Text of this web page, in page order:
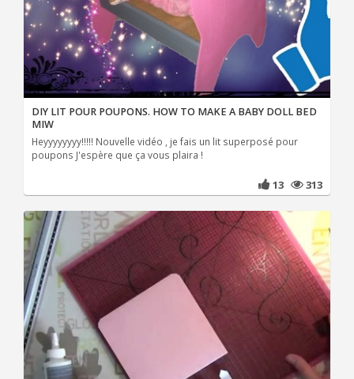
DIY LIT POUR POUPONS. HOW TO MAKE A BABY DOLL BED
MIW
Heyyyyyyyy!!!!! Nouvelle vidéo , je fais un lit superposé pour
poupons J'espère que ça vous plaira !
13 313